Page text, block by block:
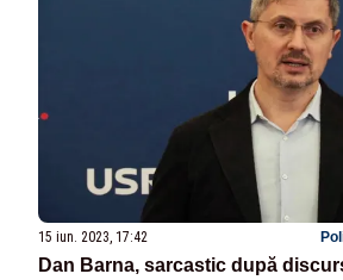
15 iun. 2023, 17:42
Dan Barna, sarcastic după